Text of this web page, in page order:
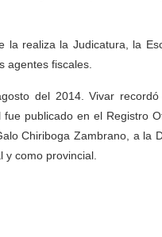
la realiza la Judicatura, la
agentes fiscales.
del 2014. Vivar
publicado en el Registro
Chiriboga Zambrano, a la
como provincial.